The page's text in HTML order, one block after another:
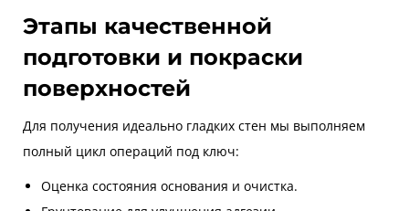
Этапы качественной
подготовки и покраски
поверхностей
Для получения идеально гладких стен мы выполняем
полный цикл операций под ключ:
Оценка состояния основания и очистка.